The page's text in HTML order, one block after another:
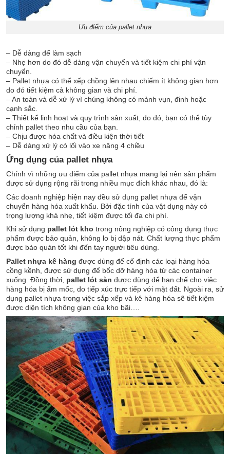
Ưu điểm của pallet nhựa
– Dễ dàng để làm sạch
– Nhẹ hơn do đó dễ dàng vận chuyển và tiết kiệm chi phí vận
chuyển.
– Pallet nhựa có thể xếp chồng lên nhau chiếm ít không gian hơn
do đó tiết kiệm cả không gian và chi phí.
– An toàn và dễ xử lý vì chúng không có mảnh vụn, đinh hoặc
cạnh sắc.
– Thiết kế linh hoạt và quy trình sản xuất, do đó, bạn có thể tùy
chỉnh pallet theo nhu cầu của bạn.
– Chịu được hóa chất và điều kiện thời tiết
– Dễ dàng xử lý có lối vào xe nâng 4 chiều
Ứng dụng của pallet nhựa
Chính vì những ưu điểm của pallet nhựa mang lại nên sản phẩm
được sử dụng rộng rãi trong nhiều mục đích khác nhau, đó là:
Các doanh nghiệp hiện nay đều sử dụng pallet nhựa để vận
chuyển hàng hóa xuất khẩu. Bởi đặc tính của vật dụng này có
trọng lượng khá nhẹ, tiết kiệm được tối đa chi phí.
Khi sử dụng pallet lót kho trong nông nghiệp có công dụng thực
phẩm được bảo quản, không lo bị dập nát. Chất lượng thực phẩm
được bảo quản tốt khi đến tay người tiêu dùng.
Pallet nhựa kê hàng được dùng để cố định các loại hàng hóa
cồng kềnh, được sử dụng để bốc dỡ hàng hóa từ các container
xuống. Đồng thời, pallet lót sàn được dùng để hạn chế cho việc
hàng hóa bị ẩm mốc, do tiếp xúc trực tiếp với mặt đất. Ngoài ra, sử
dụng pallet nhựa trong việc sắp xếp và kê hàng hóa sẽ tiết kiệm
được diện tích không gian của kho bãi….